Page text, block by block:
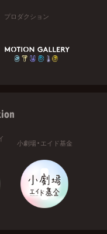
プロダクション
小劇場・エイド基金